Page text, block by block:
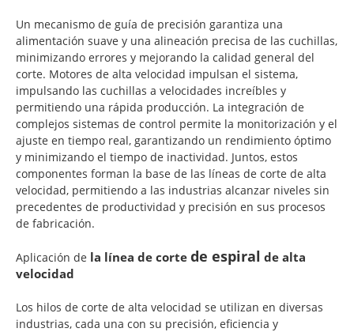
Un mecanismo de guía de precisión garantiza una
alimentación suave y una alineación precisa de las cuchillas,
minimizando errores y mejorando la calidad general del
corte. Motores de alta velocidad impulsan el sistema,
impulsando las cuchillas a velocidades increíbles y
permitiendo una rápida producción. La integración de
complejos sistemas de control permite la monitorización y el
ajuste en tiempo real, garantizando un rendimiento óptimo
y minimizando el tiempo de inactividad. Juntos, estos
componentes forman la base de las líneas de corte de alta
velocidad, permitiendo a las industrias alcanzar niveles sin
precedentes de productividad y precisión en sus procesos
de fabricación.
Aplicación de la línea de corte de espiral de alta
velocidad
Los hilos de corte de alta velocidad se utilizan en diversas
industrias, cada una con su precisión, eficiencia y